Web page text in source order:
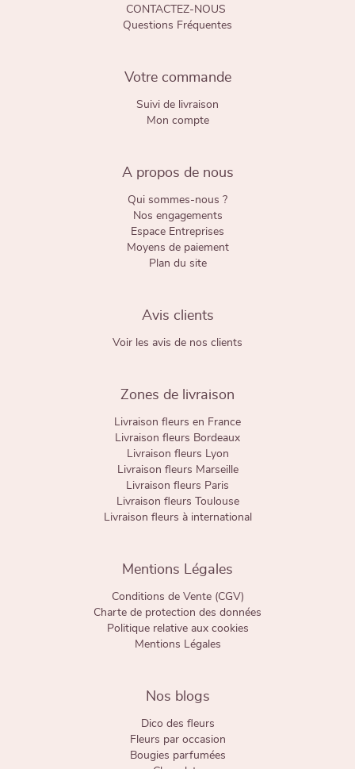
CONTACTEZ-NOUS
Questions Fréquentes
Votre commande
Suivi de livraison
Mon compte
A propos de nous
Qui sommes-nous ?
Nos engagements
Espace Entreprises
Moyens de paiement
Plan du site
Avis clients
Voir les avis de nos clients
Zones de livraison
Livraison fleurs en France
Livraison fleurs Bordeaux
Livraison fleurs Lyon
Livraison fleurs Marseille
Livraison fleurs Paris
Livraison fleurs Toulouse
Livraison fleurs à international
Mentions Légales
Conditions de Vente (CGV)
Charte de protection des données
Politique relative aux cookies
Mentions Légales
Nos blogs
Dico des fleurs
Fleurs par occasion
Bougies parfumées